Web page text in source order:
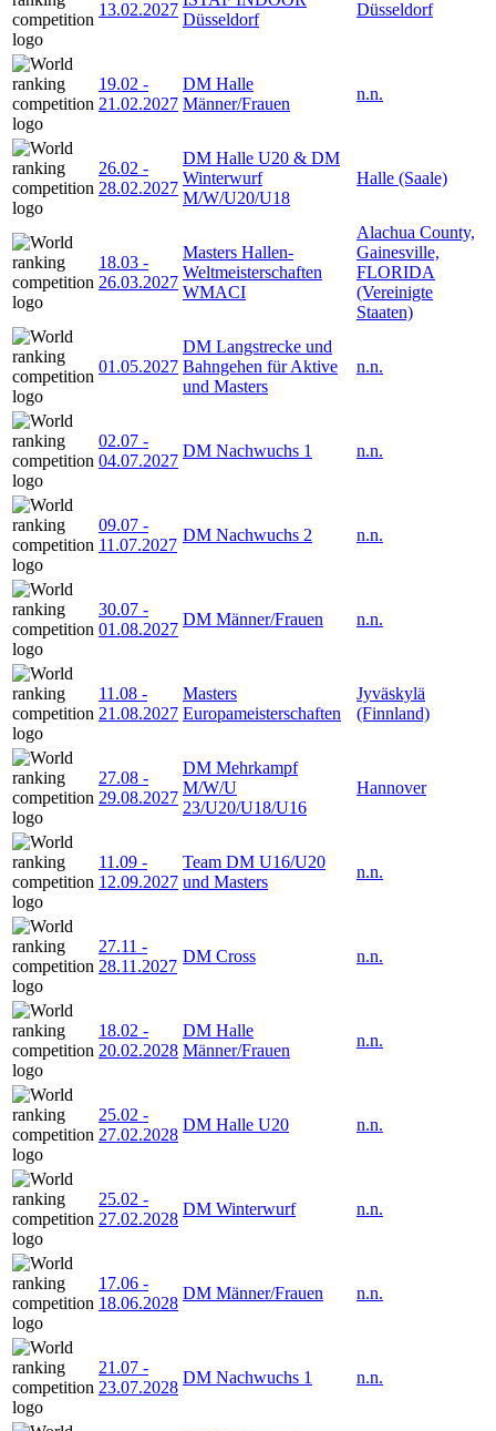
13.02.2027
Düsseldorf
Düsseldorf
19.02 -
21.02.2027
DM Halle
Männer/Frauen
n.n.
26.02 -
28.02.2027
DM Halle U20 & DM
Winterwurf
M/W/U20/U18
Halle (Saale)
18.03 -
26.03.2027
Masters Hallen-
Weltmeisterschaften
WMACI
Alachua County,
Gainesville,
FLORIDA
(Vereinigte
Staaten)
01.05.2027
DM Langstrecke und
Bahngehen für Aktive
und Masters
n.n.
02.07 -
04.07.2027
DM Nachwuchs 1 n.n.
09.07 -
11.07.2027
DM Nachwuchs 2 n.n.
30.07 -
01.08.2027
DM Männer/Frauen n.n.
11.08 -
21.08.2027
Masters
Europameisterschaften
Jyväskylä
(Finnland)
27.08 -
29.08.2027
DM Mehrkampf
M/W/U
23/U20/U18/U16
Hannover
11.09 -
12.09.2027
Team DM U16/U20
und Masters
n.n.
27.11 -
28.11.2027
DM Cross n.n.
18.02 -
20.02.2028
DM Halle
Männer/Frauen
n.n.
25.02 -
27.02.2028
DM Halle U20 n.n.
25.02 -
27.02.2028
DM Winterwurf n.n.
17.06 -
18.06.2028
DM Männer/Frauen n.n.
21.07 -
23.07.2028
DM Nachwuchs 1 n.n.